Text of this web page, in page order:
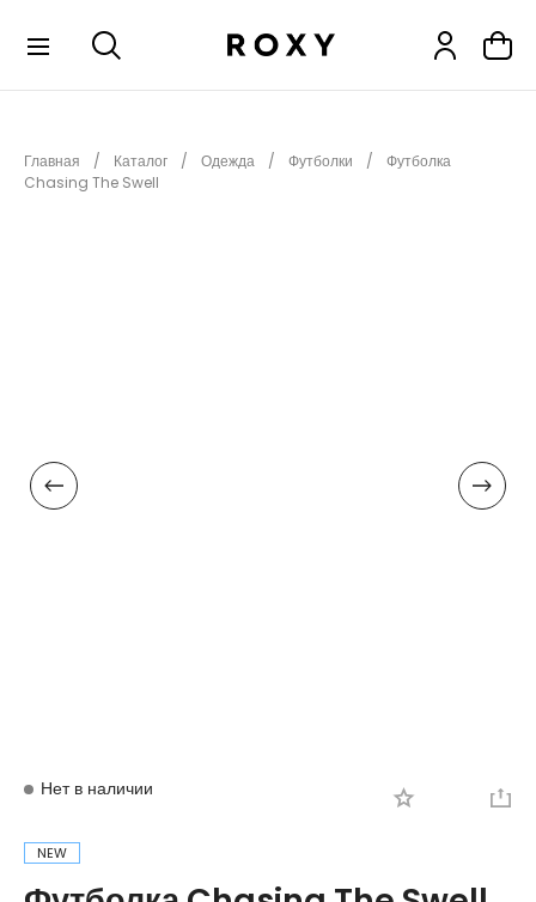
НОВИНКИ
АКСЕССУАРЫ
Главная Каталог Одежда Футболки
Футболка
Chasing The Swell
Нет в наличии
NEW